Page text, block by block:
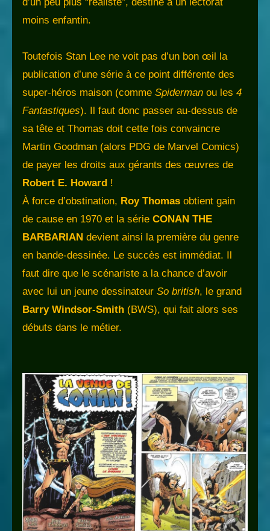
moins enfantin.
Toutefois Stan Lee ne voit pas d’un bon œil la
publication d’une série à ce point différente des
super-héros maison (comme Spiderman ou les 4
Fantastiques). Il faut donc passer au-dessus de
sa tête et Thomas doit cette fois convaincre
Martin Goodman (alors PDG de Marvel Comics)
de payer les droits aux gérants des œuvres de
Robert E. Howard !
À force d’obstination, Roy Thomas obtient gain
de cause en 1970 et la série CONAN THE
BARBARIAN devient ainsi la première du genre
en bande-dessinée. Le succès est immédiat. Il
faut dire que le scénariste a la chance d’avoir
avec lui un jeune dessinateur So british, le grand
Barry Windsor-Smith (BWS), qui fait alors ses
débuts dans le métier.